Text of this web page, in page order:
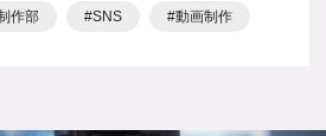
作部 SNS 動画制作